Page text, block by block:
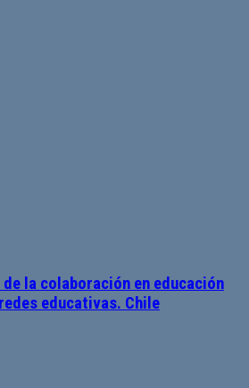
de la colaboración en educación
educativas. Chile